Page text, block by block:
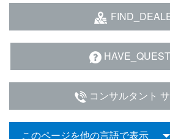
コンサルタント
このページを他の言語で表示